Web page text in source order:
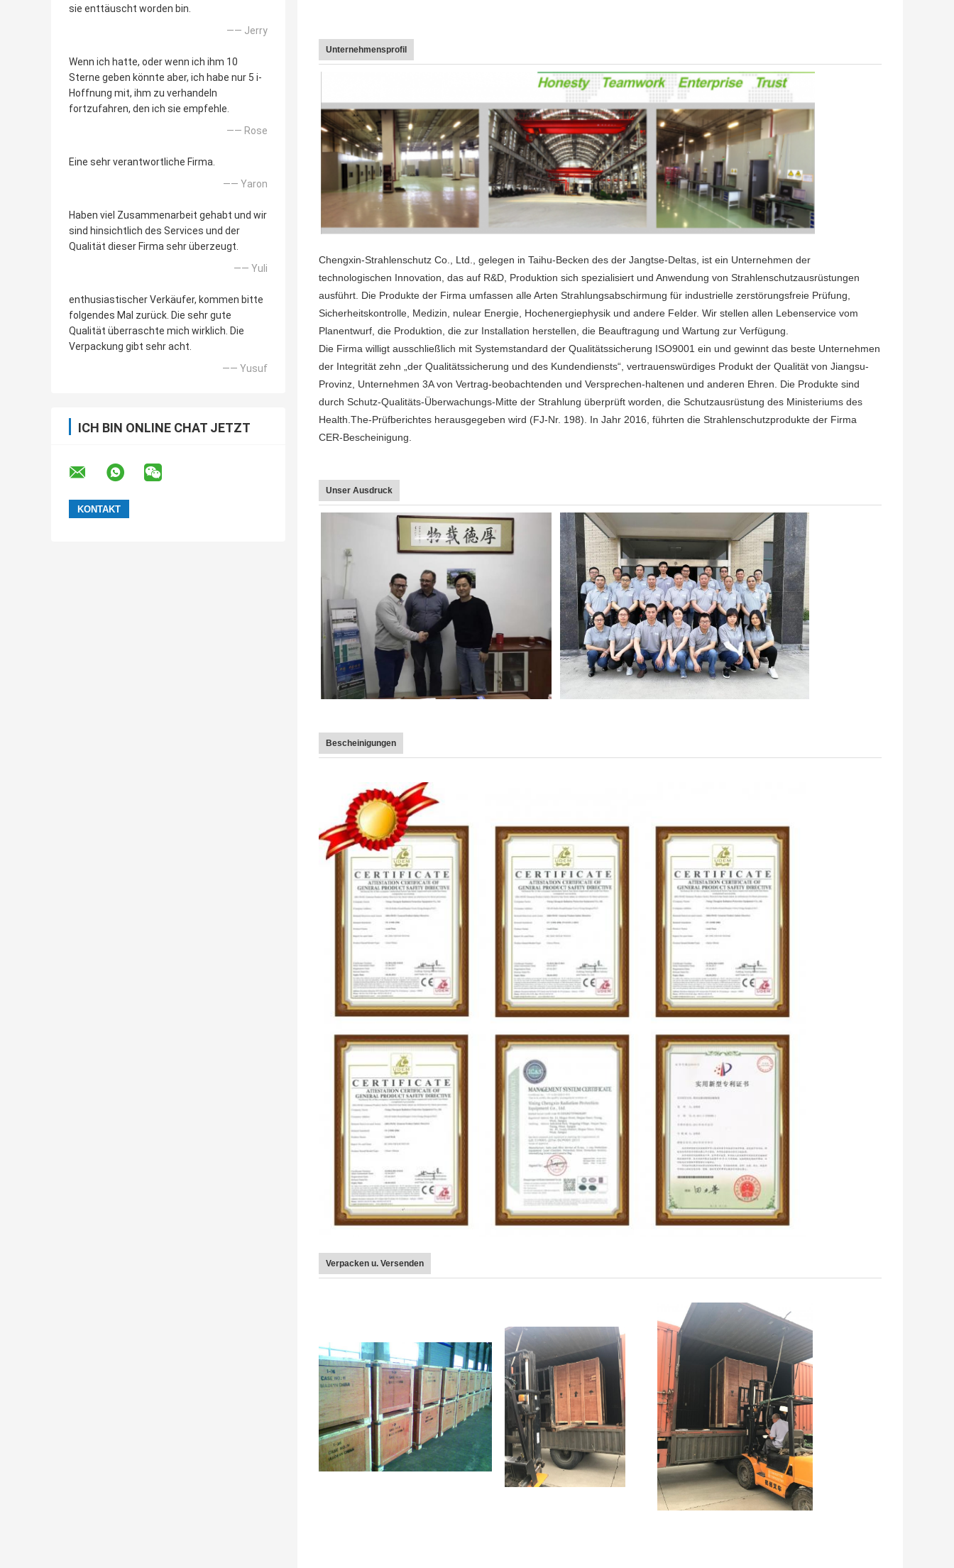
sie enttäuscht worden bin.
—— Jerry
Wenn ich hatte, oder wenn ich ihm 10
Sterne geben könnte aber, ich habe nur 5 i-
Hoffnung mit, ihm zu verhandeln
fortzufahren, den ich sie empfehle.
—— Rose
Eine sehr verantwortliche Firma.
—— Yaron
Haben viel Zusammenarbeit gehabt und wir
sind hinsichtlich des Services und der
Qualität dieser Firma sehr überzeugt.
—— Yuli
enthusiastischer Verkäufer, kommen bitte
folgendes Mal zurück. Die sehr gute
Qualität überraschte mich wirklich. Die
Verpackung gibt sehr acht.
—— Yusuf
ICH BIN ONLINE CHAT JETZT
Unternehmensprofil
Chengxin-Strahlenschutz Co., Ltd., gelegen in Taihu-Becken des der Jangtse-Deltas, ist ein Unternehmen der
technologischen Innovation, das auf R&D, Produktion sich spezialisiert und Anwendung von Strahlenschutzausrüstungen
ausführt. Die Produkte der Firma umfassen alle Arten Strahlungsabschirmung für industrielle zerstörungsfreie Prüfung,
Sicherheitskontrolle, Medizin, nulear Energie, Hochenergiephysik und andere Felder. Wir stellen allen Lebenservice vom
Planentwurf, die Produktion, die zur Installation herstellen, die Beauftragung und Wartung zur Verfügung.
Die Firma willigt ausschließlich mit Systemstandard der Qualitätssicherung ISO9001 ein und gewinnt das beste Unternehmen
der Integrität zehn „der Qualitätssicherung und des Kundendiensts“, vertrauenswürdiges Produkt der Qualität von Jiangsu-
Provinz, Unternehmen 3A von Vertrag-beobachtenden und Versprechen-haltenen und anderen Ehren. Die Produkte sind
durch Schutz-Qualitäts-Überwachungs-Mitte der Strahlung überprüft worden, die Schutzausrüstung des Ministeriums des
Health.The-Prüfberichtes herausgegeben wird (FJ-Nr. 198). In Jahr 2016, führten die Strahlenschutzprodukte der Firma
CER-Bescheinigung.
Unser Ausdruck
Bescheinigungen
Verpacken u. Versenden